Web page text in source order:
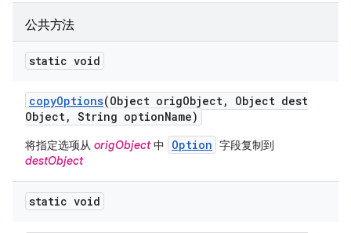
公共方法
static void
copyOptions(Object origObject,
Object dest
Object, String optionName)
将指定选项从 origObject中 Option 字段复制到
destObject
static void